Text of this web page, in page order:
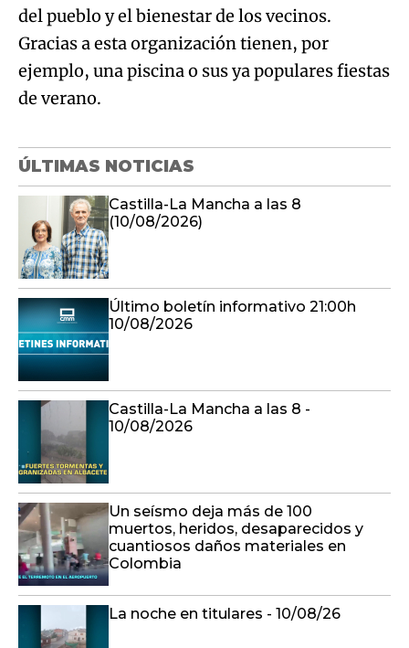
del pueblo y el bienestar de los vecinos.
Gracias a esta organización tienen, por
ejemplo, una piscina o sus ya populares fiestas
de verano.
ÚLTIMAS NOTICIAS
Castilla-La Mancha a las 8
(10/08/2026)
Último boletín informativo 21:00h
10/08/2026
Castilla-La Mancha a las 8 -
10/08/2026
Un seísmo deja más de 100
muertos, heridos, desaparecidos y
cuantiosos daños materiales en
Colombia
La noche en titulares - 10/08/26